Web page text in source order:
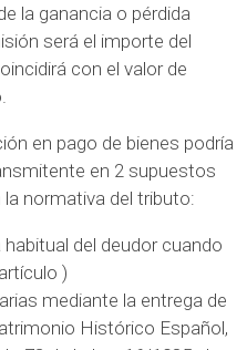
la ganancia o pérdida
será el importe del
con el valor de
en pago de bienes podría
en 2 supuestos
normativa del tributo:
habitual del deudor cuando
)
mediante la entrega de
Histórico Español,